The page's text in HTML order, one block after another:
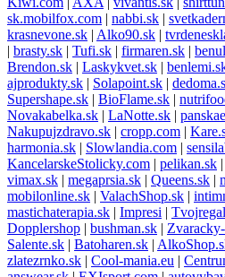
sk.mobilfox.com | nabbi.sk |
krasnevone.sk | Alko90.sk |
| brasty.sk | Tufi.sk | firmaren.sk |
Brendon.sk | Laskykvet.sk |
ajprodukty.sk | Solapoint.sk |
Supershape.sk | BioFlame.sk |
Novakabelka.sk | LaNotte.sk |
Nakupujzdravo.sk | cropp.com |
harmonia.sk | Slowlandia.com |
KancelarskeStolicky.com | pelikan.sk |
vimax.sk | megaprsia.sk | Queens.sk |
mobilonline.sk | ValachShop.sk |
mastichaterapia.sk | Impresi |
Dopplershop | bushman.sk |
Salente.sk | Batoharen.sk |
zlatezrnko.sk | Cool-mania.eu |